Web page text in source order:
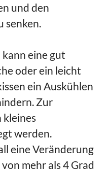
und den
senken.
eine gut
oder ein leicht
ein Auskühlen
Zur
kleines
werden.
eine Veränderung
mehr als 4 Grad